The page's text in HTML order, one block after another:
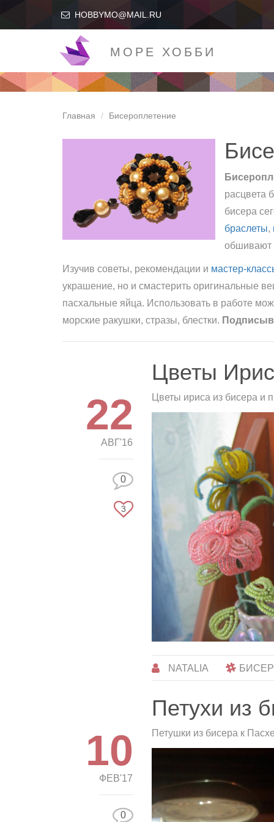
HOBBYMO@MAIL.RU
МОРЕ ХОББИ
Главная Бисероплетение
расцвета
бисера
браслеты,
обшивают
Изучив советы, рекомендации и мастер-
украшение, но и смастерить оригинальные
пасхальные яйца. Использовать в работе
морские ракушки, стразы, блестки.
22
АВГ'16
0
3
Цветы
Цветы ириса из бисера и
NATALIA
10
ФЕВ'17
0
Петухи из
Петушки из бисера к